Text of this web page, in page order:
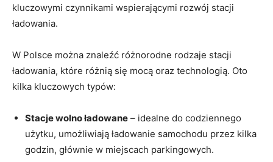
kluczowymi czynnikami wspierającymi rozwój⁤ stacji⁢
ładowania.
W Polsce można⁣ znaleźć różnorodne rodzaje stacji
⁣ładowania, które różnią się mocą oraz technologią. Oto
kilka kluczowych typów:
Stacje wolno ładowane –‍ idealne do codziennego
użytku, umożliwiają ładowanie samochodu przez kilka
‍godzin, głównie ⁣w miejscach parkingowych.